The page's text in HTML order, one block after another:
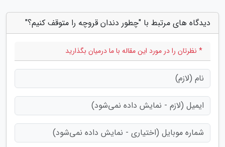
دیدگاه های مرتبط با "چطور دندان قروچه را متوقف کنیم؟"
* نظرتان را در مورد این مقاله با ما درمیان بگذارید